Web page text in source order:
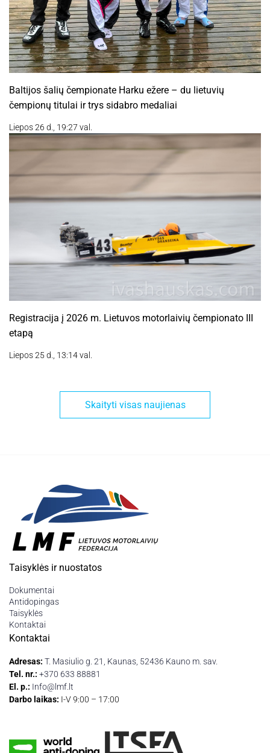
Baltijos šalių čempionate Harku ežere – du lietuvių
čempionų titulai ir trys sidabro medaliai
Liepos 26 d., 19:27 val.
Registracija į 2026 m. Lietuvos motorlaivių čempionato III
etapą
Liepos 25 d., 13:14 val.
Skaityti visas naujienas
Taisyklės ir nuostatos
Dokumentai
Antidopingas
Taisyklės
Kontaktai
Kontaktai
Adresas: T. Masiulio g. 21, Kaunas, 52436 Kauno m. sav.
Tel. nr.: +370 633 88881
El. p.: Info@lmf.lt
Darbo laikas: I-V 9:00 – 17:00